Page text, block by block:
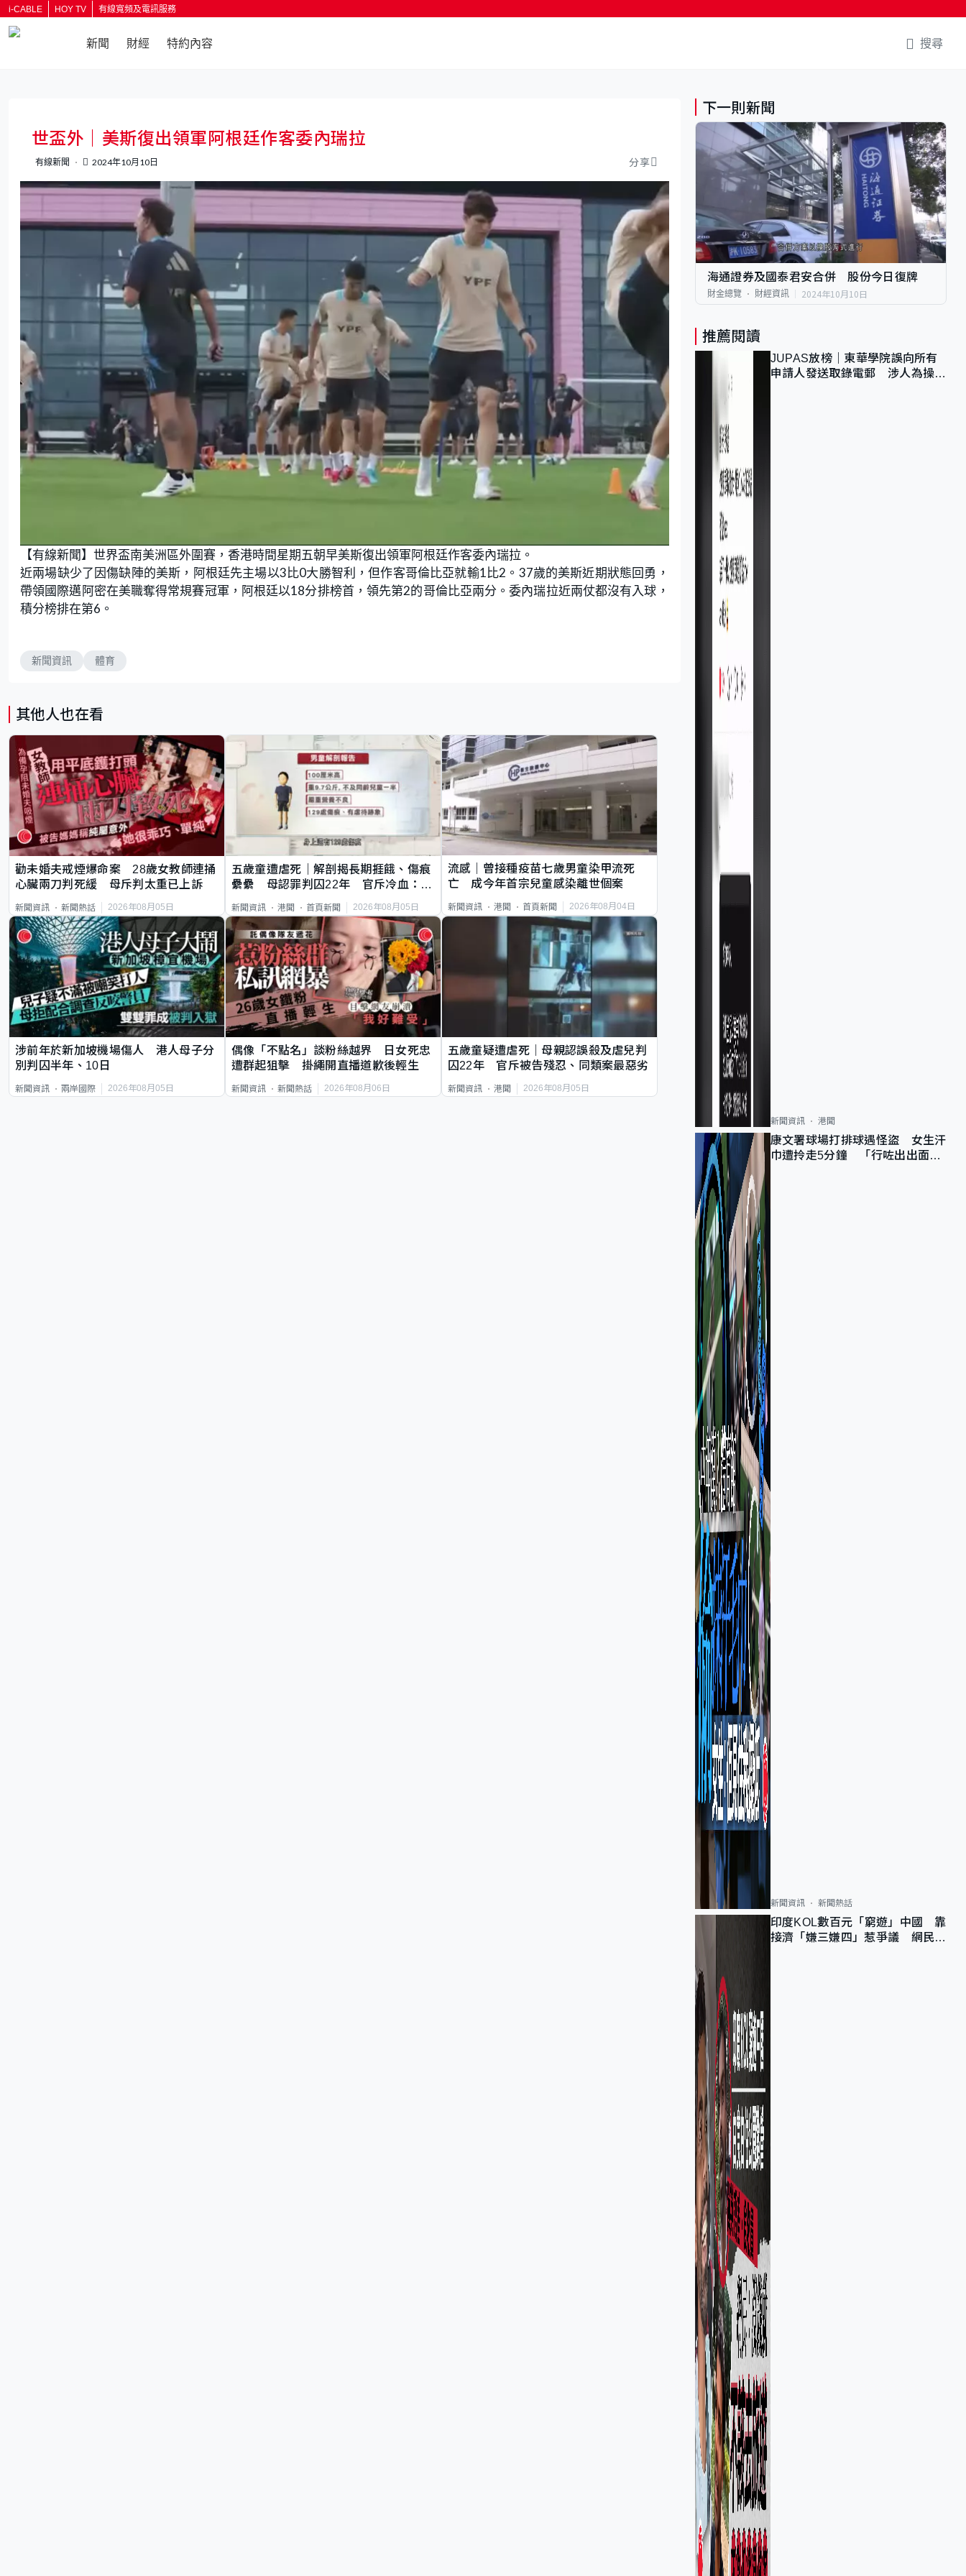
i-CABLE HOY TV 有線寬頻及電訊服務
新聞 財經 特約內容 搜尋
世盃外｜美斯復出領軍阿根廷作客委內瑞拉
有線新聞 2024年10月10日 分享
【有線新聞】世界盃南美洲區外圍賽，香港時間星期五朝早美斯復出領軍阿根廷作客委內瑞拉。
近兩場缺少了因傷缺陣的美斯，阿根廷先主場以3比0大勝智利，但作客哥倫比亞就輸1比2。37歲的美斯近期狀態回勇，
帶領國際邁阿密在美職奪得常規賽冠軍，阿根廷以18分排榜首，領先第2的哥倫比亞兩分。委內瑞拉近兩仗都沒有入球，
積分榜排在第6。
新聞資訊 體育
其他人也在看
勸未婚夫戒煙爆命案 28歲女教師連捅
心臟兩刀判死緩 母斥判太重已上訴
新聞資訊 新聞熱話 2026年08月05日
五歲童遭虐死｜解剖揭長期捱餓、傷痕
纍纍 母認罪判囚22年 官斥冷血：同
新聞資訊 港聞 首頁新聞 2026年08月05日
流感｜曾接種疫苗七歲男童染甲流死
亡 成今年首宗兒童感染離世個案
新聞資訊 港聞 首頁新聞 2026年08月04日
涉前年於新加坡機場傷人 港人母子分
別判囚半年、10日
新聞資訊 兩岸國際 2026年08月05日
偶像「不點名」談粉絲越界 日女死忠
遭群起狙擊 掛繩開直播道歉後輕生
新聞資訊 新聞熱話 2026年08月06日
五歲童疑遭虐死｜母親認誤殺及虐兒判
囚22年 官斥被告殘忍、同類案最惡劣
新聞資訊 港聞 2026年08月05日
下一則新聞
海通證券及國泰君安合併 股份今日復牌
財金總覽 財經資訊 2024年10月10日
推薦閱讀
JUPAS放榜｜東華學院誤向所有
申請人發送取錄電郵 涉人為操作
新聞資訊 港聞
康文署球場打排球遇怪盜 女生汗
巾遭拎走5分鐘 「行咗出出面唔
新聞資訊 新聞熱話
印度KOL數百元「窮遊」中國 靠
接濟「嫌三嫌四」惹爭議 網民：